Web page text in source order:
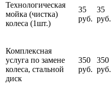
Технологическая
мойка (чистка)
колеса (1шт.)
35
руб.
35
руб.
Комплексная
услуга по замене
колеса, стальной
диск
350
руб.
350
руб.